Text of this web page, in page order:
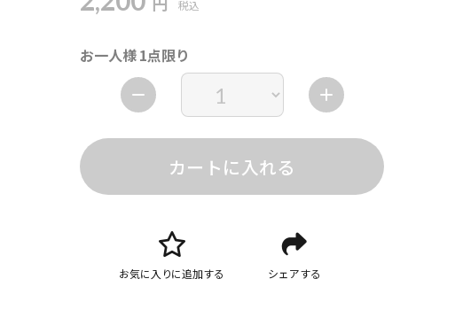
税込
お一人様 1点限り
カートに入れる
お気に入りに追加する シェアする